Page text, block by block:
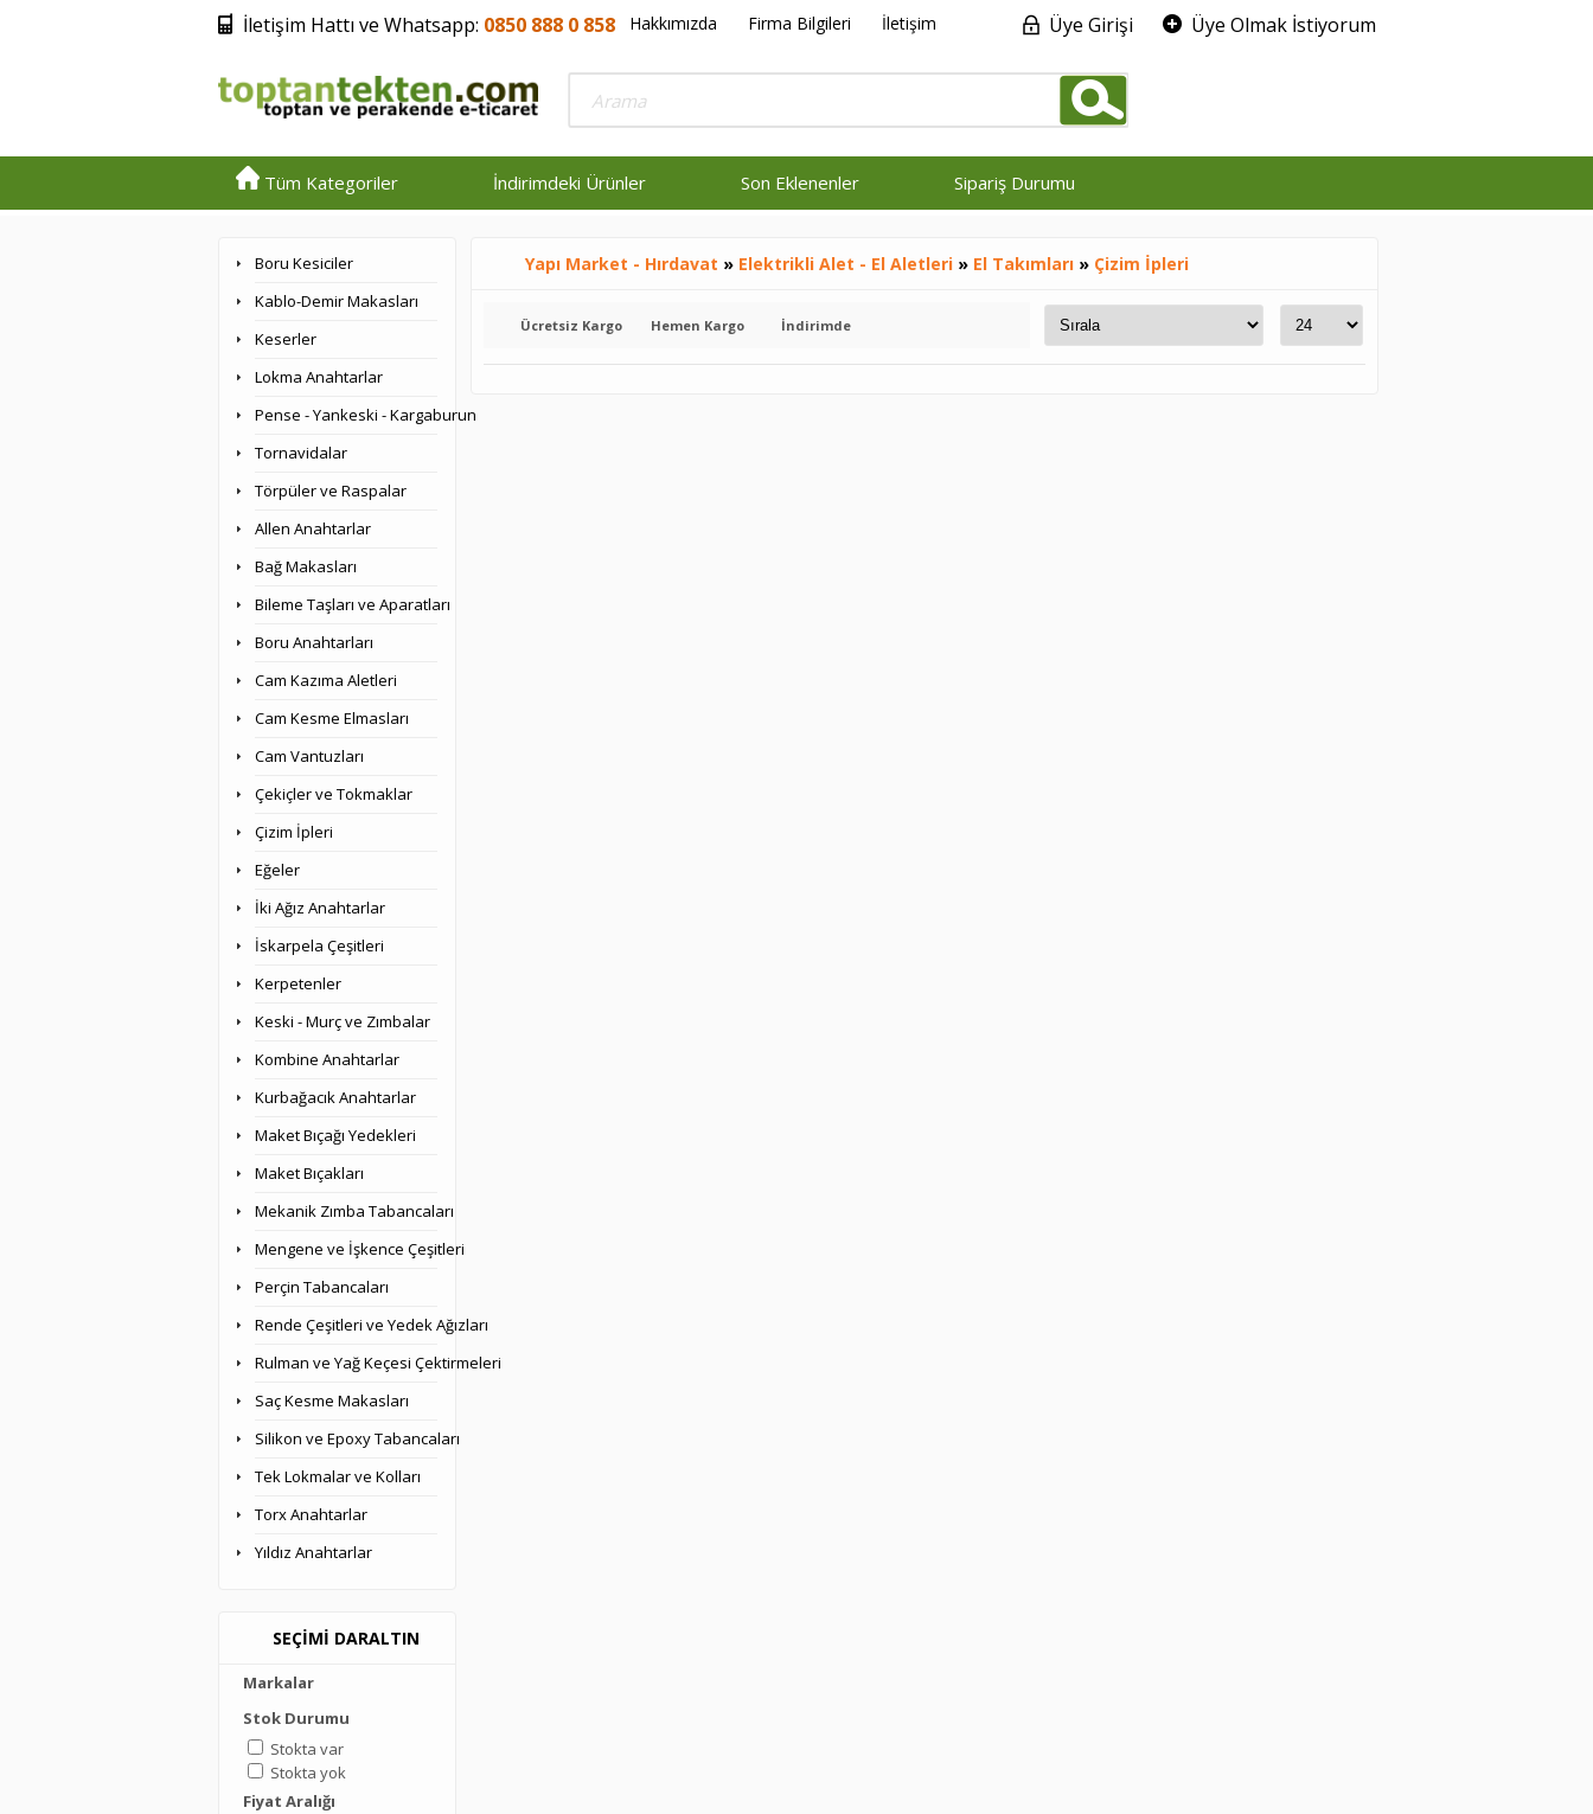
İletişim Hattı ve Whatsapp: 0850 888 0 858 Hakkımızda Firma Bilgileri İletişim Üye Girişi Üye Olmak İstiyorum
Tüm Kategoriler İndirimdeki Ürünler Son Eklenenler Sipariş Durumu
Boru Kesiciler
Kablo-Demir Makasları
Keserler
Lokma Anahtarlar
Pense - Yankeski - Kargaburun
Tornavidalar
Törpüler ve Raspalar
Allen Anahtarlar
Bağ Makasları
Bileme Taşları ve Aparatları
Boru Anahtarları
Cam Kazıma Aletleri
Cam Kesme Elmasları
Cam Vantuzları
Çekiçler ve Tokmaklar
Çizim İpleri
Eğeler
İki Ağız Anahtarlar
İskarpela Çeşitleri
Kerpetenler
Keski - Murç ve Zımbalar
Kombine Anahtarlar
Kurbağacık Anahtarlar
Maket Bıçağı Yedekleri
Maket Bıçakları
Mekanik Zımba Tabancaları
Mengene ve İşkence Çeşitleri
Perçin Tabancaları
Rende Çeşitleri ve Yedek Ağızları
Rulman ve Yağ Keçesi Çektirmeleri
Saç Kesme Makasları
Silikon ve Epoxy Tabancaları
Tek Lokmalar ve Kolları
Torx Anahtarlar
Yıldız Anahtarlar
SEÇİMİ DARALTIN
Markalar
Stok Durumu
Stokta var
Stokta yok
Fiyat Aralığı
Yapı Market - Hırdavat » Elektrikli Alet - El Aletleri» El Takımları» Çizim İpleri
Ücretsiz Kargo Hemen Kargo İndirimde